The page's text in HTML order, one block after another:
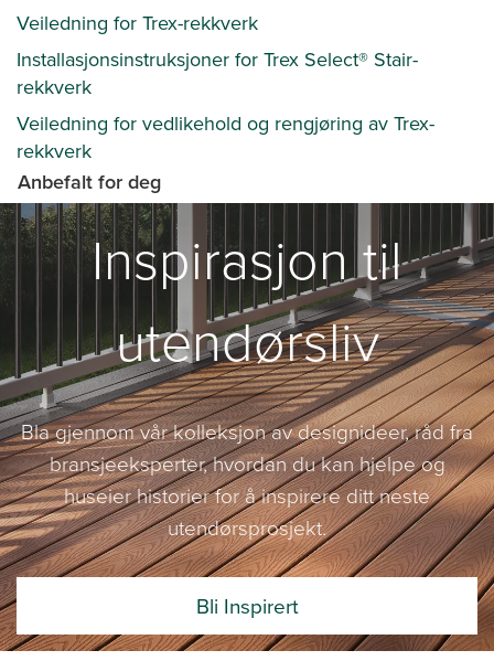
Veiledning for Trex-rekkverk
Installasjonsinstruksjoner for Trex Select® Stair-
rekkverk
Veiledning for vedlikehold og rengjøring av Trex-
rekkverk
Anbefalt for deg
Inspirasjon til
utendørsliv
Bla gjennom vår kolleksjon av designideer, råd fra
bransjeeksperter, hvordan du kan hjelpe og
huseier historier for å inspirere ditt neste
utendørsprosjekt.
Bli Inspirert